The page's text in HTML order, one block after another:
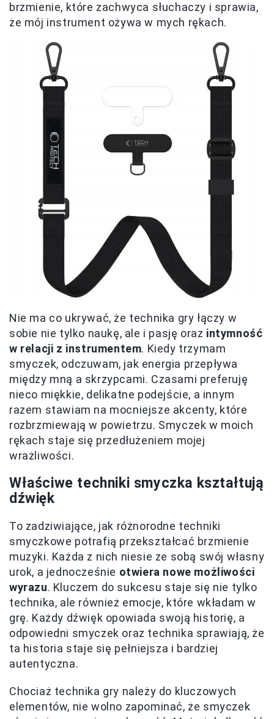
brzmienie, które zachwyca słuchaczy i sprawia,
że mój instrument ożywa w mych rękach.
Nie ma co ukrywać, że technika gry łączy w
sobie nie tylko naukę, ale i pasję oraz intymność
w relacji z instrumentem. Kiedy trzymam
smyczek, odczuwam, jak energia przepływa
między mną a skrzypcami. Czasami preferuję
nieco miękkie, delikatne podejście, a innym
razem stawiam na mocniejsze akcenty, które
rozbrzmiewają w powietrzu. Smyczek w moich
rękach staje się przedłużeniem mojej
wrażliwości.
Właściwe techniki smyczka kształtują
dźwięk
To zadziwiające, jak różnorodne techniki
smyczkowe potrafią przekształcać brzmienie
muzyki. Każda z nich niesie ze sobą swój własny
urok, a jednocześnie otwiera nowe możliwości
wyrazu. Kluczem do sukcesu staje się nie tylko
technika, ale również emocje, które wkładam w
grę. Każdy dźwięk opowiada swoją historię, a
odpowiedni smyczek oraz technika sprawiają, że
ta historia staje się pełniejsza i bardziej
autentyczna.
Chociaż technika gry należy do kluczowych
elementów, nie wolno zapominać, że smyczek